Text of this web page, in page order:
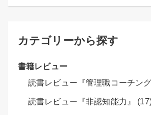
カテゴリーから探す
書籍レビュー
読書レビュー『管理職コーチン
読書レビュー『非認知能力』